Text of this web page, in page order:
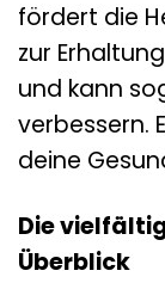
fördert die
zur
und kann
verbessern.
deine
Die
Überblick